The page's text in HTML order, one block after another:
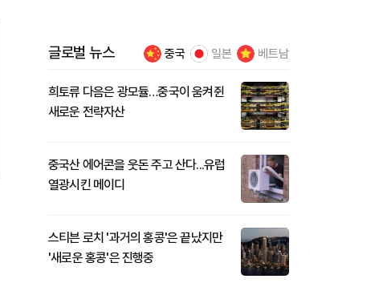
글로벌 뉴스 중국 일본 베트남
희토류 다음은 광모듈…중국이 움켜쥔
새로운 전략자산
중국산 에어콘을 웃돈 주고 산다...유럽
열광시킨 메이디
스티븐 로치 '과거의 홍콩'은 끝났지만
'새로운 홍콩'은 진행중